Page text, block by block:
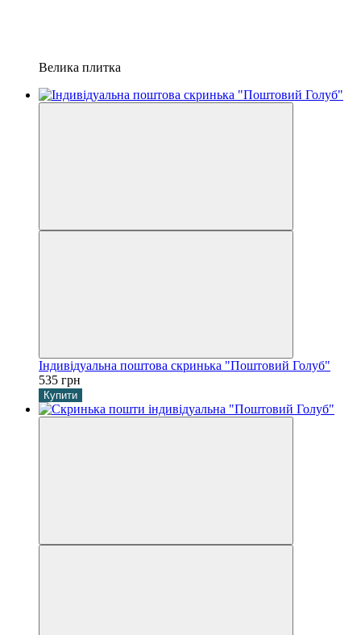
Велика плитка
Індивідуальна поштова скринька "Поштовий Голуб"
535 грн
Купити